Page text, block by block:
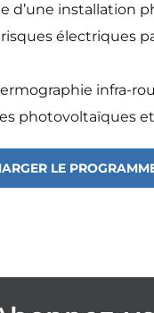
d’une installation
électriques
infra-
photovoltaïques
LE